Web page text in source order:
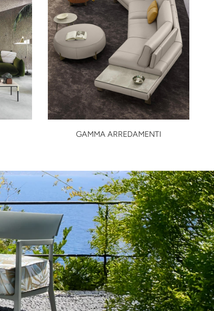
GAMMA ARREDAMENTI